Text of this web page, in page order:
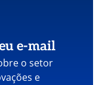
e-mail
o setor
e